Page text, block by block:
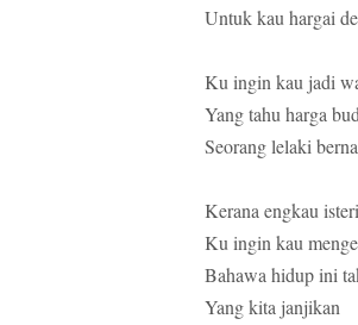
Untuk kau hargai
Ku ingin kau jadi
Yang tahu harga
Seorang lelaki
Kerana engkau
Ku ingin kau
Bahawa hidup ini
Yang kita janjikan